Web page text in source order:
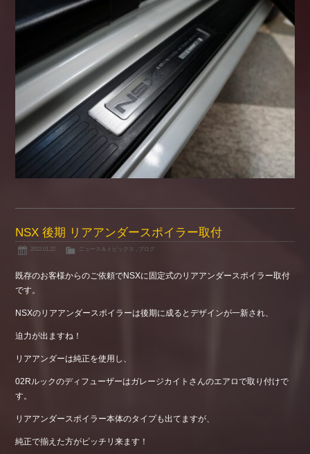
NSX 後期 リアアンダースポイラー取付
2022.01.22 ニュース＆トピックス ブログ
既存のお客様からのご依頼でNSXに固定式のリアアンダースポイラー取付
です。
NSXのリアアンダースポイラーは後期に成るとデザインが一新され、
迫力が出ますね！
リアアンダーは純正を使用し、
02Rルックのディフューザーはガレージカイトさんのエアロで取り付けで
す。
リアアンダースポイラー本体のタイプも出てますが、
純正で揃えた方がピッチリ来ます！